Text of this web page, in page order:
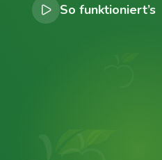
So funktioniert’s